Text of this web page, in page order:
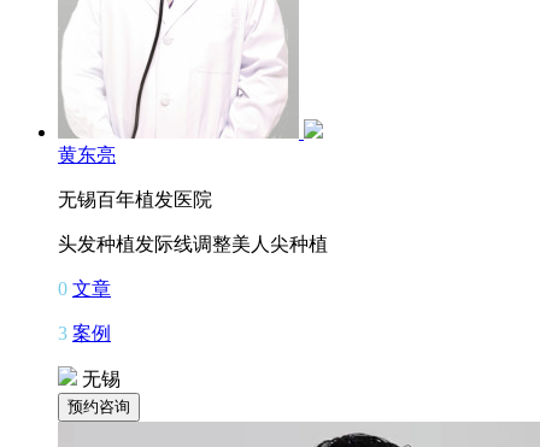
黄东亮
无锡百年植发医院
头发种植发际线调整美人尖种植
0 文章
3 案例
无锡